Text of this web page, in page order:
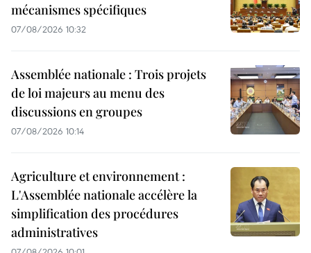
mécanismes spécifiques
07/08/2026 10:32
Assemblée nationale : Trois projets
de loi majeurs au menu des
discussions en groupes
07/08/2026 10:14
Agriculture et environnement :
L'Assemblée nationale accélère la
simplification des procédures
administratives